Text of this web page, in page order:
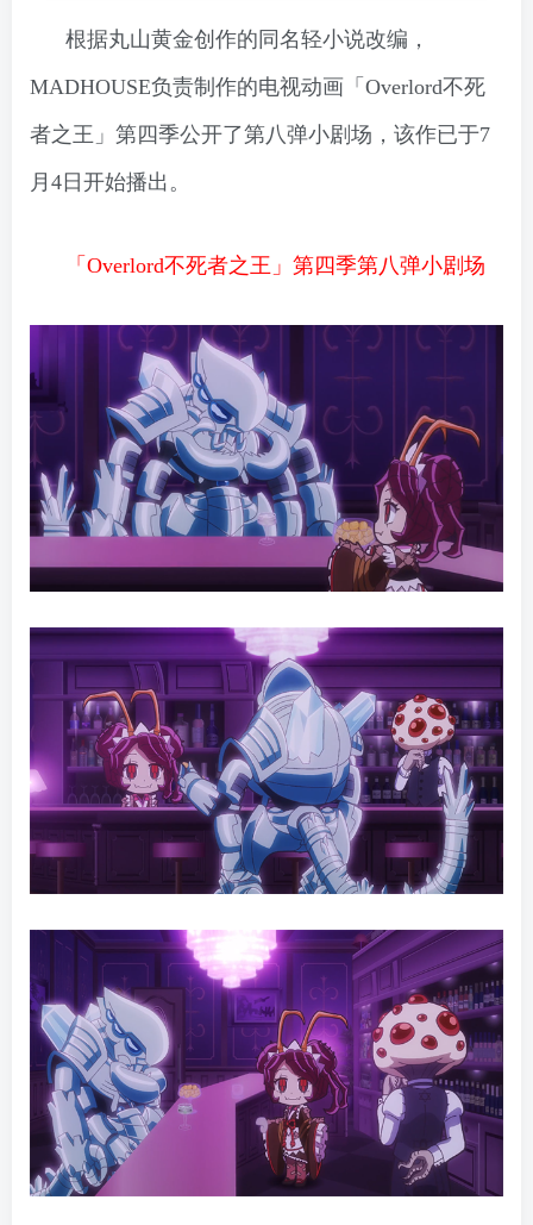
根据丸山黄金创作的同名轻小说改编，
MADHOUSE负责制作的电视动画「Overlord不死
者之王」第四季公开了第八弹小剧场，该作已于7
月4日开始播出。
「Overlord不死者之王」第四季第八弹小剧场